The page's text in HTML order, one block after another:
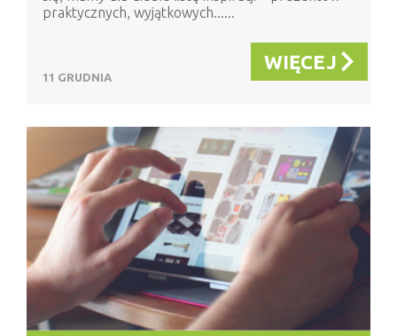
praktycznych, wyjątkowych......
11 GRUDNIA
WIĘCEJ